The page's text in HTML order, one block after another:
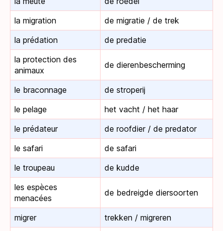
la migration
de migratie / de trek
la prédation
de predatie
la protection des
animaux
de dierenbescherming
le braconnage
de stroperij
le pelage
het vacht / het haar
le prédateur
de roofdier / de predator
le safari
de safari
le troupeau
de kudde
les espèces
menacées
de bedreigde diersoorten
migrer
trekken / migreren